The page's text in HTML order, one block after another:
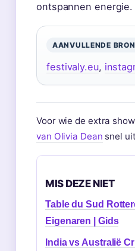
ontspannen energie.
AANVULLENDE
festivaly.eu,
Voor wie de extra
van Olivia Dean snel
MIS DEZE NIET
Table du Sud
Eigenaren | Gids
India vs Australië